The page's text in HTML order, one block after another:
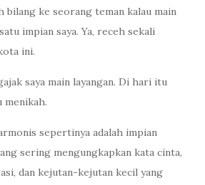
bilang ke seorang teman kalau main
impian saya. Ya, receh sekali
ini.
saya main layangan. Di hari itu
menikah.
sepertinya adalah impian
sering mengungkapkan kata cinta,
dan kejutan-kejutan kecil yang